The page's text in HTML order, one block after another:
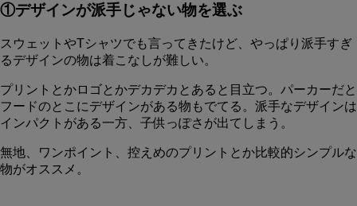
①デザインが派手じゃない物を選ぶ
スウェットやTシャツでも言ってきたけど、やっぱり派手すぎ
るデザインの物は着こなしが難しい。
プリントとかロゴとかデカデカとあると目立つ。パーカーだと
フードのとこにデザインがある物もでてる。派手なデザインは
インパクトがある一方、子供っぽさが出てしまう。
無地、ワンポイント、控えめのプリントとか比較的シンプルな
物がオススメ。